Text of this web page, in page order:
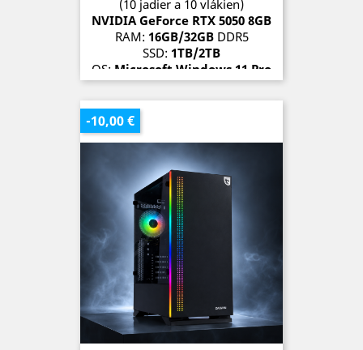
(10 jadier a 10 vlákien)
NVIDIA GeForce RTX 5050 8GB
RAM: 16GB/32GBDDR5
SSD: 1TB/2TB
OS: Microsoft Windows 11 Pro
SKLADOM (1 kus)
-10,00 €